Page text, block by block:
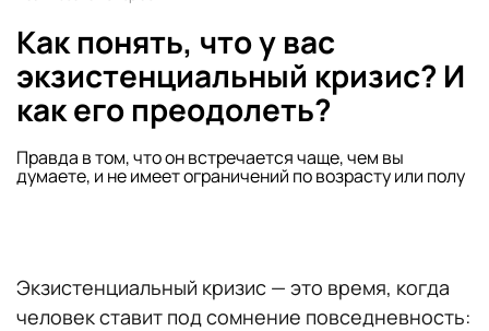
Как понять, что у вас
экзистенциальный кризис? И
как его преодолеть?
Правда в том, что он встречается чаще, чем вы
думаете, и не имеет ограничений по возрасту или полу
Экзистенциальный кризис — это время, когда
человек ставит под сомнение повседневность: